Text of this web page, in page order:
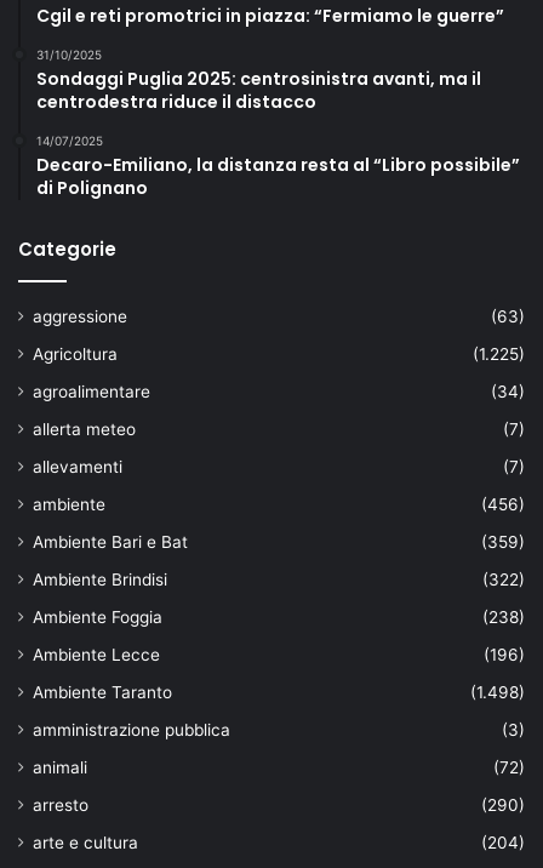
Cgil e reti promotrici in piazza: “Fermiamo le guerre”
31/10/2025
Sondaggi Puglia 2025: centrosinistra avanti, ma il
centrodestra riduce il distacco
14/07/2025
Decaro-Emiliano, la distanza resta al “Libro possibile”
di Polignano
Categorie
aggressione
(63)
Agricoltura
(1.225)
agroalimentare
(34)
allerta meteo
(7)
allevamenti
(7)
ambiente
(456)
Ambiente Bari e Bat
(359)
Ambiente Brindisi
(322)
Ambiente Foggia
(238)
Ambiente Lecce
(196)
Ambiente Taranto
(1.498)
amministrazione pubblica
(3)
animali
(72)
arresto
(290)
arte e cultura
(204)